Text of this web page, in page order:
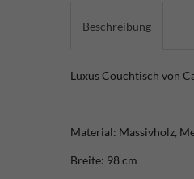
Beschreibung
Luxus Couchtisch von
Material: Massivholz,
Breite: 98 cm